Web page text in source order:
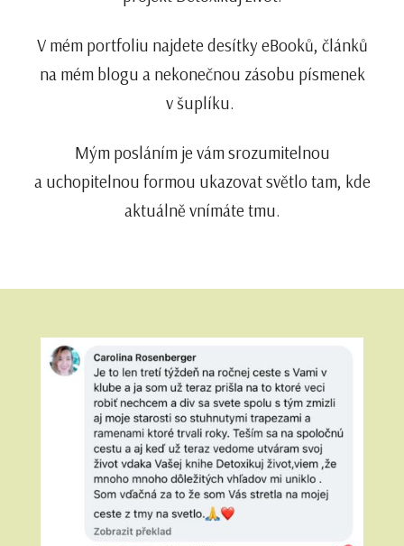
V mém portfoliu najdete desítky eBooků, článků
na mém blogu a nekonečnou zásobu písmenek
v šuplíku.
Mým posláním je vám srozumitelnou
a uchopitelnou formou ukazovat světlo tam, kde
aktuálně vnímáte tmu.